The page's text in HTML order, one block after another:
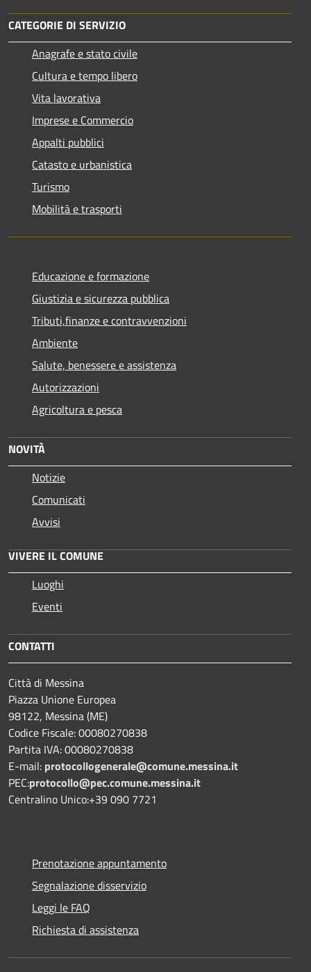
CATEGORIE DI SERVIZIO
Anagrafe e stato civile
Cultura e tempo libero
Vita lavorativa
Imprese e Commercio
Appalti pubblici
Catasto e urbanistica
Turismo
Mobilità e trasporti
Educazione e formazione
Giustizia e sicurezza pubblica
Tributi,finanze e contravvenzioni
Ambiente
Salute, benessere e assistenza
Autorizzazioni
Agricoltura e pesca
NOVITÀ
Notizie
Comunicati
Avvisi
VIVERE IL COMUNE
Luoghi
Eventi
CONTATTI
Città di Messina
Piazza Unione Europea
98122, Messina (ME)
Codice Fiscale: 00080270838
Partita IVA: 00080270838
E-mail: protocollogenerale@comune.messina.it
PEC:protocollo@pec.comune.messina.it
Centralino Unico:+39 090 7721
Prenotazione appuntamento
Segnalazione disservizio
Leggi le FAQ
Richiesta di assistenza